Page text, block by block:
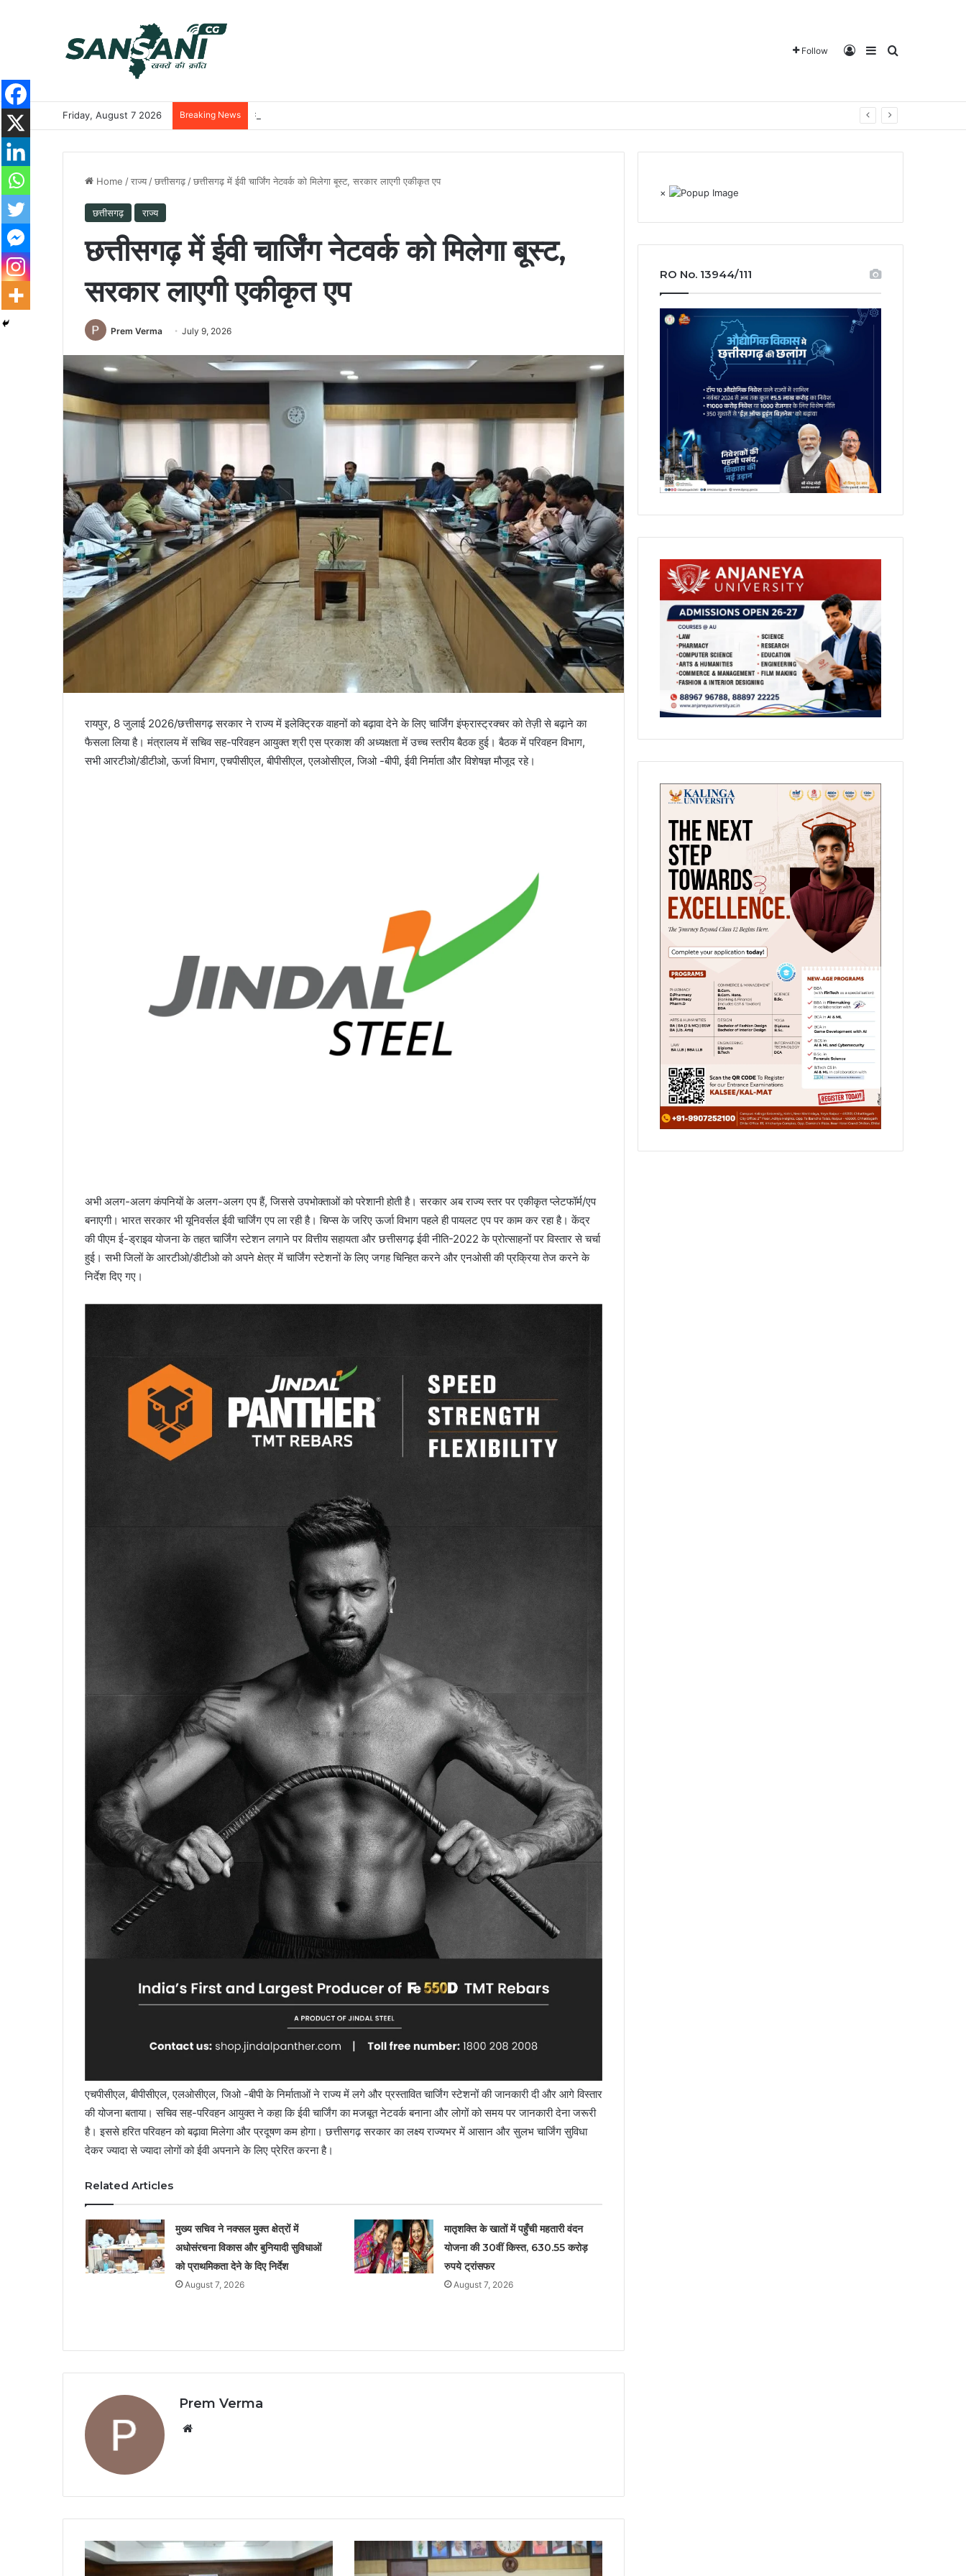
Follow Log InSidebarSearch for
Friday, August 7 2026 Breaking News मातृशक्ति के खातों में पहुँची महतारी वंदन योजना की 30वीं किस्त, 630.55 करोड़ रुपये ट्रांसफर
Home /राज्य /छत्तीसगढ़ /छत्तीसगढ़ में ईवी चार्जिंग नेटवर्क को मिलेगा बूस्ट, सरकार लाएगी एकीकृत एप
छत्तीसगढ़ राज्य
छत्तीसगढ़ में ईवी चार्जिंग नेटवर्क को मिलेगा बूस्ट,
सरकार लाएगी एकीकृत एप
Prem Verma July 9, 2026
रायपुर, 8 जुलाई 2026/छत्तीसगढ़ सरकार ने राज्य में इलेक्ट्रिक वाहनों को बढ़ावा देने के लिए चार्जिंग इंफ्रास्ट्रक्चर को तेज़ी से बढ़ाने का
फैसला लिया है। मंत्रालय में सचिव सह-परिवहन आयुक्त श्री एस प्रकाश की अध्यक्षता में उच्च स्तरीय बैठक हुई। बैठक में परिवहन विभाग,
सभी आरटीओ/डीटीओ, ऊर्जा विभाग, एचपीसीएल, बीपीसीएल, एलओसीएल, जिओ -बीपी, ईवी निर्माता और विशेषज्ञ मौजूद रहे।
अभी अलग-अलग कंपनियों के अलग-अलग एप हैं, जिससे उपभोक्ताओं को परेशानी होती है। सरकार अब राज्य स्तर पर एकीकृत प्लेटफॉर्म/एप
बनाएगी। भारत सरकार भी यूनिवर्सल ईवी चार्जिंग एप ला रही है। चिप्स के जरिए ऊर्जा विभाग पहले ही पायलट एप पर काम कर रहा है। केंद्र
की पीएम ई-ड्राइव योजना के तहत चार्जिंग स्टेशन लगाने पर वित्तीय सहायता और छत्तीसगढ़ ईवी नीति-2022 के प्रोत्साहनों पर विस्तार से चर्चा
हुई। सभी जिलों के आरटीओ/डीटीओ को अपने क्षेत्र में चार्जिंग स्टेशनों के लिए जगह चिन्हित करने और एनओसी की प्रक्रिया तेज करने के
निर्देश दिए गए।
एचपीसीएल, बीपीसीएल, एलओसीएल, जिओ -बीपी के निर्माताओं ने राज्य में लगे और प्रस्तावित चार्जिंग स्टेशनों की जानकारी दी और आगे विस्तार
की योजना बताया। सचिव सह-परिवहन आयुक्त ने कहा कि ईवी चार्जिंग का मजबूत नेटवर्क बनाना और लोगों को समय पर जानकारी देना जरूरी
है। इससे हरित परिवहन को बढ़ावा मिलेगा और प्रदूषण कम होगा। छत्तीसगढ़ सरकार का लक्ष्य राज्यभर में आसान और सुलभ चार्जिंग सुविधा
देकर ज्यादा से ज्यादा लोगों को ईवी अपनाने के लिए प्रेरित करना है।
Related Articles
मुख्य सचिव ने नक्सल मुक्त क्षेत्रों में
अधोसंरचना विकास और बुनियादी सुविधाओं
को प्राथमिकता देने के दिए निर्देश
August 7, 2026
मातृशक्ति के खातों में पहुँची महतारी वंदन
योजना की 30वीं किस्त, 630.55 करोड़
रुपये ट्रांसफर
August 7, 2026
Prem Verma
×
RO No. 13944/111